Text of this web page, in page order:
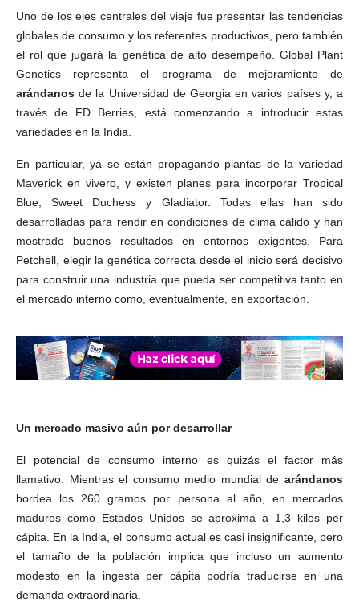
Uno de los ejes centrales del viaje fue presentar las tendencias
globales de consumo y los referentes productivos, pero también
el rol que jugará la genética de alto desempeño. Global Plant
Genetics representa el programa de mejoramiento de
arándanos de la Universidad de Georgia en varios países y, a
través de FD Berries, está comenzando a introducir estas
variedades en la India.
En particular, ya se están propagando plantas de la variedad
Maverick en vivero, y existen planes para incorporar Tropical
Blue, Sweet Duchess y Gladiator. Todas ellas han sido
desarrolladas para rendir en condiciones de clima cálido y han
mostrado buenos resultados en entornos exigentes. Para
Petchell, elegir la genética correcta desde el inicio será decisivo
para construir una industria que pueda ser competitiva tanto en
el mercado interno como, eventualmente, en exportación.
Un mercado masivo aún por desarrollar
El potencial de consumo interno es quizás el factor más
llamativo. Mientras el consumo medio mundial de arándanos
bordea los 260 gramos por persona al año, en mercados
maduros como Estados Unidos se aproxima a 1,3 kilos per
cápita. En la India, el consumo actual es casi insignificante, pero
el tamaño de la población implica que incluso un aumento
modesto en la ingesta per cápita podría traducirse en una
demanda extraordinaria.